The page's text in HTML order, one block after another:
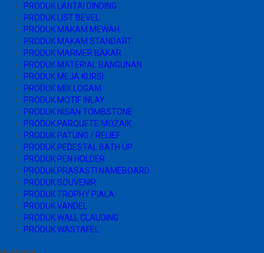
PRODUK LANTAI DINDING
PRODUK LIST BEVEL
PRODUK MAKAM MEWAH
PRODUK MAKAM STANDART
PRODUK MARMER BAKAR
PRODUK MATERIAL BANGUNAN
PRODUK MEJA KURSI
PRODUK MIX LOGAM
PRODUK MOTIF INLAY
PRODUK NISAN TOMBSTONE
PRODUK PARQUETE MOZAIK
PRODUK PATUNG / RELIEF
PRODUK PEDESTAL BATH UP
PRODUK PEN HOLDER
PRODUK PRASASTI NAMEBOARD
PRODUK SOUVENIR
PRODUK TROPHY PIALA
PRODUK VANDEL
PRODUK WALL CLAUDING
PRODUK WASTAFEL